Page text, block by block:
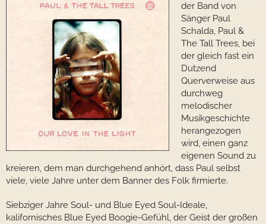
der Band von
Sänger Paul
Schalda, Paul &
The Tall Trees, bei
der gleich fast ein
Dutzend
Querverweise aus
durchweg
melodischer
Musikgeschichte
herangezogen
wird, einen ganz
eigenen Sound zu
kreieren, dem man durchgehend anhört, dass Paul selbst
viele, viele Jahre unter dem Banner des Folk firmierte.
Siebziger Jahre Soul- und Blue Eyed Soul-Ideale,
kalifornisches Blue Eyed Boogie-Gefühl, der Geist der großen